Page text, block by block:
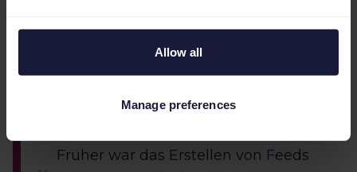
Allow all
Manage preferences
Anzeigegruppen usw.
Früher war das Erstellen von Feeds